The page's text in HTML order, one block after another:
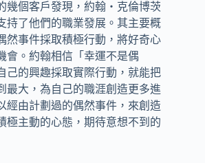
幾個客戶發現，約翰‧克倫博茨
持了他們的職業發展。其主要概
然事件採取積極行動，將好奇心
會。約翰相信「幸運不是偶
己的興趣採取實際行動，就能把
最大，為自己的職涯創造更多進
經由計劃過的偶然事件，來創造
極主動的心態，期待意想不到的